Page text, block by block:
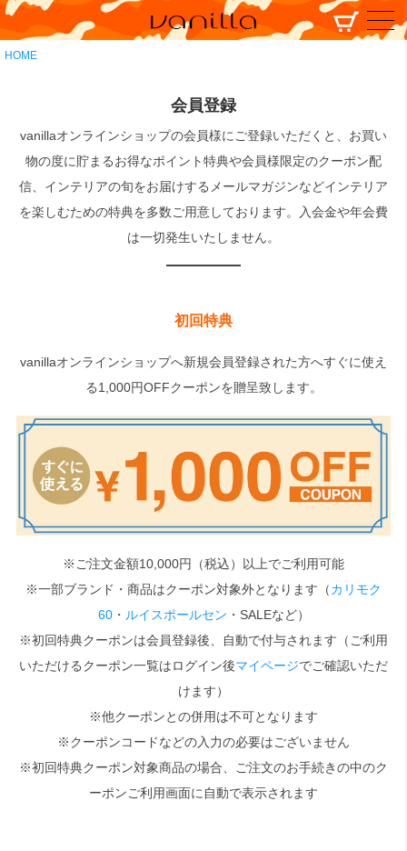
HOME
検索
会員登録
vanillaオンラインショップの会員様にご登録いただくと、お買い
物の度に貯まるお得なポイント特典や会員様限定のクーポン配
信、インテリアの旬をお届けするメールマガジンなどインテリア
を楽しむための特典を多数ご用意しております。入会金や年会費
は一切発生いたしません。
初回特典
vanillaオンラインショップへ新規会員登録された方へすぐに使え
る1,000円OFFクーポンを贈呈致します。
※ご注文金額10,000円（税込）以上でご利用可能
※一部ブランド・商品はクーポン対象外となります（カリモク
60・ ルイスポールセン ・SALEなど）
※初回特典クーポンは会員登録後、自動で付与されます（ご利用
いただけるクーポン一覧はログイン後マイページでご確認いただ
けます）
※他クーポンとの併用は不可となります
※クーポンコードなどの入力の必要はございません
※初回特典クーポン対象商品の場合、ご注文のお手続きの中のク
ーポンご利用画面に自動で表示されます